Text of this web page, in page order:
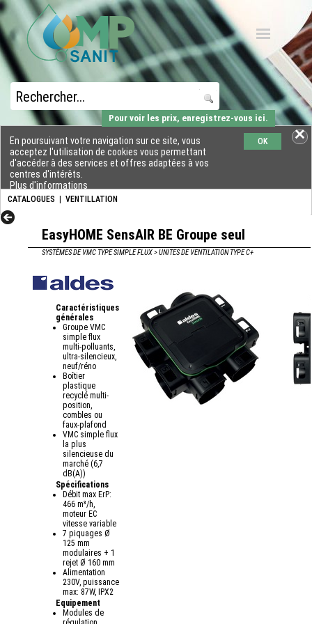
CATALOGUES VENTILLATION
En poursuivant votre navigation sur ce site, vous
acceptez l'utilisation de cookies vous permettant
d'accéder à des services et offres adaptées à vos
centres d'intérêts.
Plus d'informations
OK
Pour voir les prix, enregistrez-vous ici.